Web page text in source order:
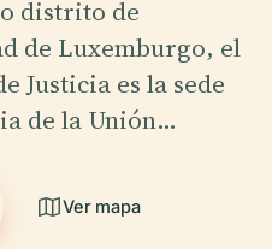
distrito de
de Luxemburgo, el
Justicia es la sede
de la Unión…
Ver mapa